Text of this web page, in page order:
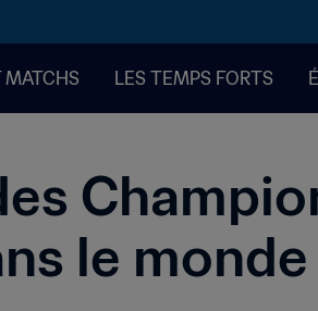
MATCHS LES TEMPS FORTS
le